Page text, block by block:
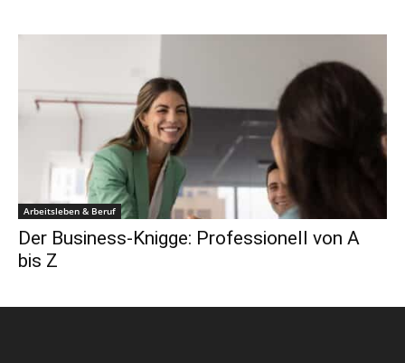
Arbeitsleben & Beruf
Der Business-Knigge: Professionell von A
bis Z